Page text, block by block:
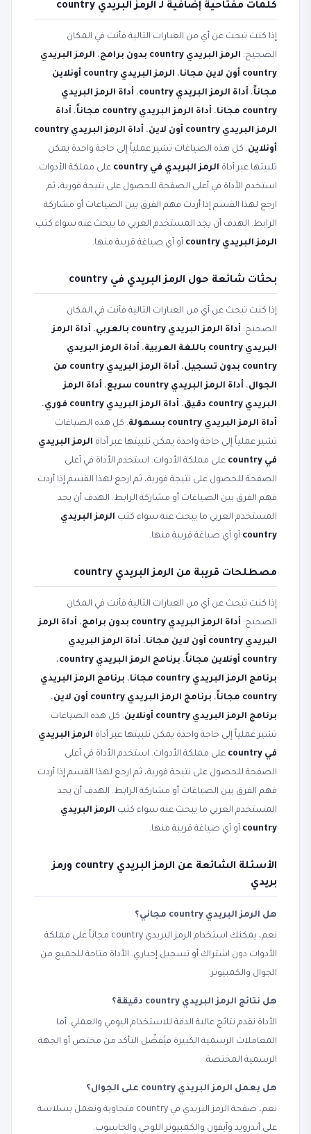
كلمات مفتاحية إضافية لـ الرمز البريدي country
إذا كنت تبحث عن أي من العبارات التالية فأنت في المكان
الصحيح: الرمز البريدي country بدون برامج ، الرمز البريدي
country أون لاين مجانا
،
الرمز البريدي country أونلاين
مجاناً، أداة الرمز البريدي country ، أداة الرمز البريدي
country مجانا
، أداة الرمز البريدي country مجاناً ، أداة
الرمز البريدي country أون لاين
،
أداة الرمز البريدي country
أونلاين. كل هذه الصياغات تشير عملياً إلى حاجة واحدة يمكن
تلبيتها عبر أداة الرمز البريدي في country
على مملكة الأدوات.
استخدم الأداة في أعلى الصفحة للحصول على نتيجة فورية، ثم
ارجع لهذا القسم إذا أردت فهم الفرق بين الصياغات أو مشاركة
الرابط. الهدف أن يجد المستخدم العربي ما يبحث عنه سواء كتب
الرمز البريدي country
أو أي صياغة قريبة منها.
بحثات شائعة حول الرمز البريدي في country
إذا كنت تبحث عن أي من العبارات التالية فأنت في المكان
الصحيح: أداة الرمز البريدي country بالعربي ، أداة الرمز
البريدي country باللغة العربية
، أداة الرمز البريدي
country بدون تسجيل
،
أداة الرمز البريدي country من
الجوال، أداة الرمز البريدي country سريع ، أداة الرمز
البريدي country دقيق
، أداة الرمز البريدي country فوري
،
أداة الرمز البريدي country بسهولة
. كل هذه الصياغات
تشير عملياً إلى حاجة واحدة يمكن تلبيتها عبر أداة الرمز البريدي
في country
على مملكة الأدوات. استخدم الأداة في أعلى
الصفحة للحصول على نتيجة فورية، ثم ارجع لهذا القسم إذا أردت
فهم الفرق بين الصياغات أو مشاركة الرابط. الهدف أن يجد
المستخدم العربي ما يبحث عنه سواء كتب الرمز البريدي
country أو أي صياغة قريبة منها.
مصطلحات قريبة من الرمز البريدي country
إذا كنت تبحث عن أي من العبارات التالية فأنت في المكان
الصحيح: أداة الرمز البريدي country بدون برامج ، أداة الرمز
البريدي country أون لاين مجانا
، أداة الرمز البريدي
country أونلاين مجاناً
، برنامج الرمز البريدي country
،
برنامج الرمز البريدي country مجانا
، برنامج الرمز البريدي
country مجاناً
، برنامج الرمز البريدي country أون لاين
،
برنامج الرمز البريدي country أونلاين
. كل هذه الصياغات
تشير عملياً إلى حاجة واحدة يمكن تلبيتها عبر أداة الرمز البريدي
في country
على مملكة الأدوات. استخدم الأداة في أعلى
الصفحة للحصول على نتيجة فورية، ثم ارجع لهذا القسم إذا أردت
فهم الفرق بين الصياغات أو مشاركة الرابط. الهدف أن يجد
المستخدم العربي ما يبحث عنه سواء كتب الرمز البريدي
country أو أي صياغة قريبة منها.
الأسئلة الشائعة عن الرمز البريدي country ورمز
بريدي
هل الرمز البريدي country مجاني؟
نعم، يمكنك استخدام الرمز البريدي country مجاناً على مملكة
الأدوات دون اشتراك أو تسجيل إجباري. الأداة متاحة للجميع من
الجوال والكمبيوتر.
هل نتائج الرمز البريدي country دقيقة؟
الأداة تقدم نتائج عالية الدقة للاستخدام اليومي والعملي. أما
المعاملات الرسمية الكبيرة فيُفضّل التأكد من مختص أو الجهة
الرسمية المختصة.
هل يعمل الرمز البريدي country على الجوال؟
نعم، صفحة الرمز البريدي في country متجاوبة وتعمل بسلاسة
على أندرويد وآيفون والكمبيوتر اللوحي والحاسوب.